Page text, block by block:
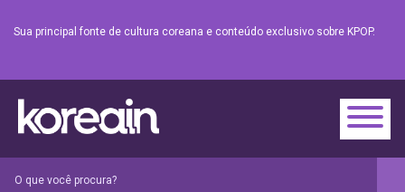
Sua principal fonte de cultura coreana e conteúdo exclusivo sobre KPOP.